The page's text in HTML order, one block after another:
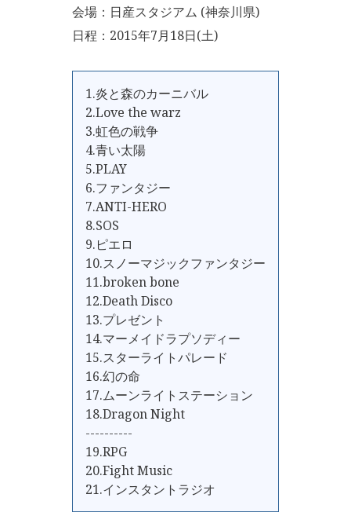
会場：日産スタジアム (神奈川県)
日程：2015年7月18日(土)
1.炎と森のカーニバル
2.Love the warz
3.虹色の戦争
4.青い太陽
5.PLAY
6.ファンタジー
7.ANTI-HERO
8.SOS
9.ピエロ
10.スノーマジックファンタジー
11.broken bone
12.Death Disco
13.プレゼント
14.マーメイドラプソディー
15.スターライトパレード
16.幻の命
17.ムーンライトステーション
18.Dragon Night
----------
19.RPG
20.Fight Music
21.インスタントラジオ